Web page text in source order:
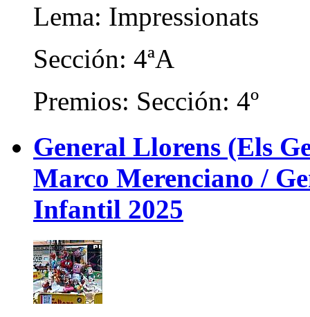
Lema: Impressionats
Sección: 4ªA
Premios: Sección: 4º
General Llorens (Els
Marco Merenciano /
Infantil 2025